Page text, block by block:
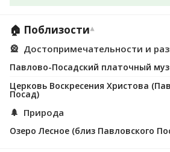
🏠 Поблизости▾
🎡 Достопримечательности и
Павлово-Посадский платочный
Церковь Воскресения Христова
Посад)
🌲 Природа
Озеро Лесное (близ Павловского